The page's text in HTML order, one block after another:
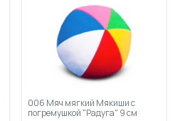
006 Мяч мягкий Мякиши с
погремушкой "Радуга" 9 см